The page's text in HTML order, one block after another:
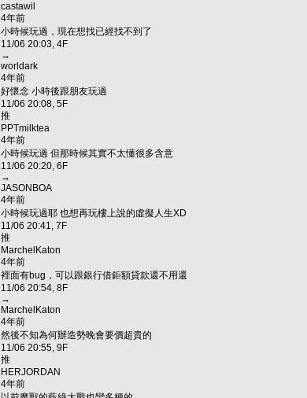
castawil
4年前
小時候玩過，現在想找已經找不到了
11/06 20:03, 4F
→
worldark
4年前
好懷念 小時後跟朋友玩過
11/06 20:08, 5F
推
PPTmilktea
4年前
小時候玩過 但那時候其實不太懂很多含意
11/06 20:20, 6F
→
JASONBOA
4年前
小時候玩過耶 也想再玩樓上說的虛擬人生XD
11/06 20:41, 7F
推
MarchelKaton
4年前
裡面有bug，可以跟銀行借鉅額貸款還不用還
11/06 20:54, 8F
→
MarchelKaton
4年前
然後不知為何辦造勢晚會要價超貴的
11/06 20:55, 9F
推
HERJORDAN
4年前